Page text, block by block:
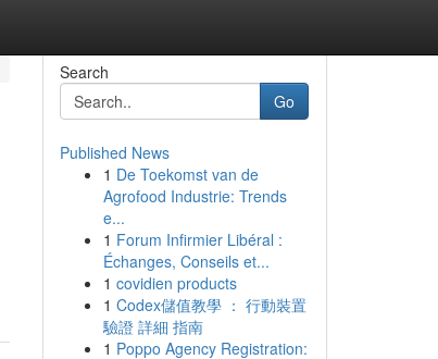
Search
Go
Published News
1 De Toekomst van de
Agrofood Industrie: Trends
e...
1 Forum Infirmier Libéral :
Échanges, Conseils et...
1 covidien products
1 Codex儲值教學 ： 行動裝置
驗證 詳細 指南
1 Poppo Agency Registration: